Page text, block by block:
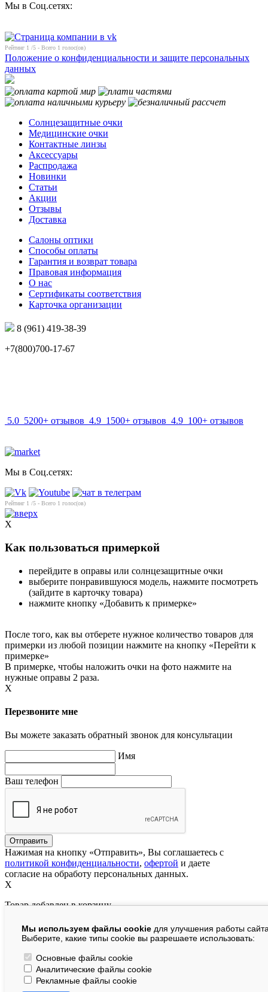
Мы в Соц.сетях:
Рейтинг 1 /5 - Всего 1 голос(ов)
Положение о конфиденциальности и защите персональных
данных
Солнцезащитные очки
Медицинские очки
Контактные линзы
Аксессуары
Распродажа
Новинки
Статьи
Акции
Отзывы
Доставка
Салоны оптики
Способы оплаты
Гарантия и возврат товара
Правовая информация
О нас
Сертификаты соответствия
Карточка организации
8 (961) 419-38-39
+7(800)700-17-67
5.0 5200+ отзывов 4.9 1500+ отзывов 4.9 100+ отзывов
Мы в Соц.сетях:
Рейтинг 1 /5 - Всего 1 голос(ов)
Мы используем файлы cookie для улучшения работы
Выберите, какие типы cookie вы разрешаете использовать:
Основные файлы cookie
Аналитические файлы cookie
Рекламные файлы cookie
X
Как пользоваться примеркой
перейдите в оправы или солнцезащитные очки
выберите понравившуюся модель, нажмите посмотреть
(зайдите в карточку товара)
нажмите кнопку «Добавить к примерке»
После того, как вы отберете нужное количество товаров для
примерки из любой позиции нажмите на кнопку «Перейти к
примерке»
В примерке, чтобы наложить очки на фото нажмите на
нужные оправы 2 раза.
X
Перезвоните мне
Вы можете заказать обратный звонок для консультации
Имя
Ваш телефон
Нажимая на кнопку «Отправить», Вы соглашаетесь с
политикой конфиденциальности, офертой и даете
согласие на обработу персональных данных.
X
Товар добавлен в корзину
В корзине:шт.
На сумму:руб.